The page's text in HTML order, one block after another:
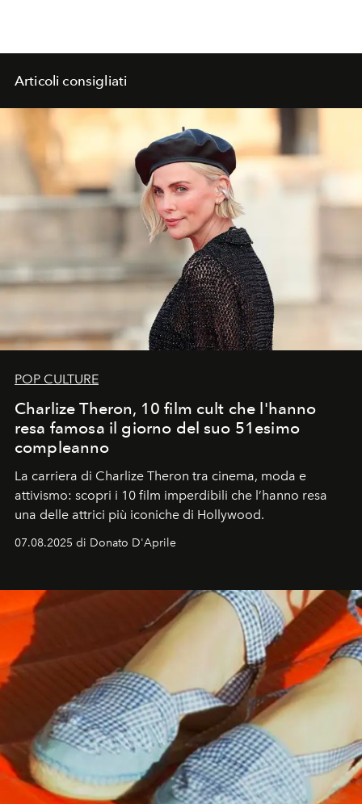
Articoli consigliati
POP CULTURE
Charlize Theron, 10 film cult che l'hanno
resa famosa il giorno del suo 51esimo
compleanno
La carriera di Charlize Theron tra cinema, moda e
attivismo: scopri i 10 film imperdibili che l’hanno resa
una delle attrici più iconiche di Hollywood.
07.08.2025 di Donato D'Aprile